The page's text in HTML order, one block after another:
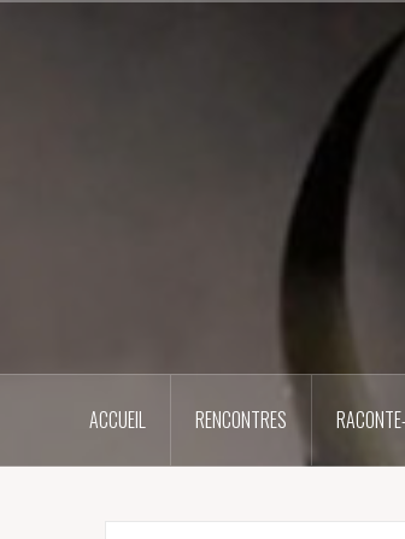
ACCUEIL RENCONTRES